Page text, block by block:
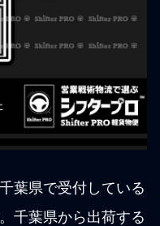
葉県で受付している
千葉県から出荷する